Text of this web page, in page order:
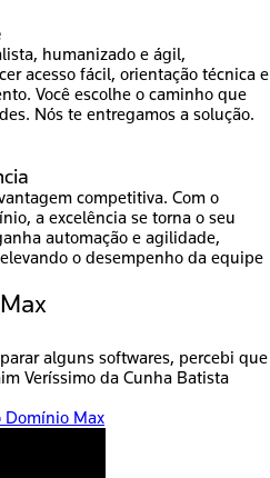
humanizado e ágil,
acesso fácil, orientação técnica e
Você escolhe o caminho que
Nós te entregamos a solução.
competitiva. Com o
a excelência se torna o seu
automação e agilidade,
o desempenho da equipe
alguns softwares, percebi que
Veríssimo da Cunha Batista
Domínio Max